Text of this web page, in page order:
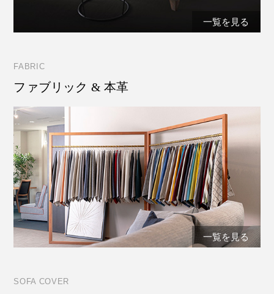
一覧を見る
FABRIC
ファブリック & 本革
一覧を見る
SOFA COVER